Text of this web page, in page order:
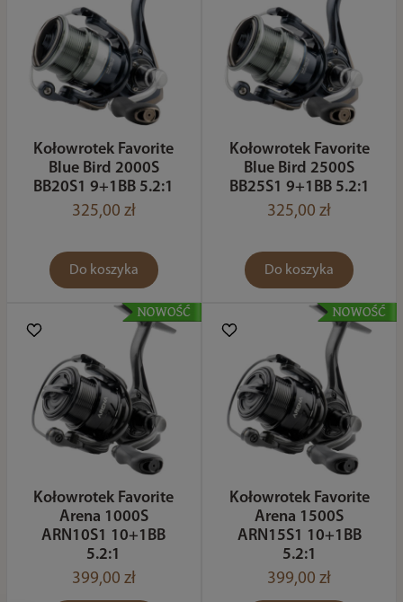
Kołowrotek Favorite
Blue Bird 2000S
BB20S1 9+1BB 5.2:1
325,00 zł
Do koszyka
Kołowrotek Favorite
Blue Bird 2500S
BB25S1 9+1BB 5.2:1
325,00 zł
Do koszyka
Kołowrotek Favorite
Arena 1000S
ARN10S1 10+1BB
5.2:1
399,00 zł
Kołowrotek Favorite
Arena 1500S
ARN15S1 10+1BB
5.2:1
399,00 zł